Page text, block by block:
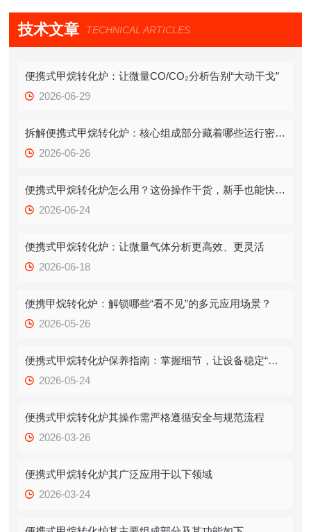
技术文章 TECHNICAL ARTICLES
便携式甲烷转化炉：让微量CO/CO₂分析告别“大动干戈”
2026-06-29
拆解便携式甲烷转化炉：核心组成部分藏着哪些运行密码？
2026-06-26
便携式甲烷转化炉怎么用？这份操作干货，新手也能快速拿捏
2026-06-24
便携式甲烷转化炉：让微量气体分析更高效、更灵活
2026-06-18
便携甲烷转化炉：解锁哪些“看不见”的多元应用场景？
2026-05-26
便携式甲烷转化炉保养指南：掌握细节，让设备稳定“在线”
2026-05-24
便携式甲烷转化炉其操作需严格遵循安全与规范流程
2026-03-26
便携式甲烷转化炉其广泛应用于以下领域
2026-03-24